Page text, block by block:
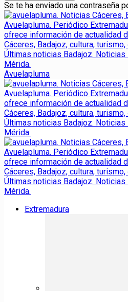
Se te ha enviado una contraseña
Avuelapluma
Extremadura